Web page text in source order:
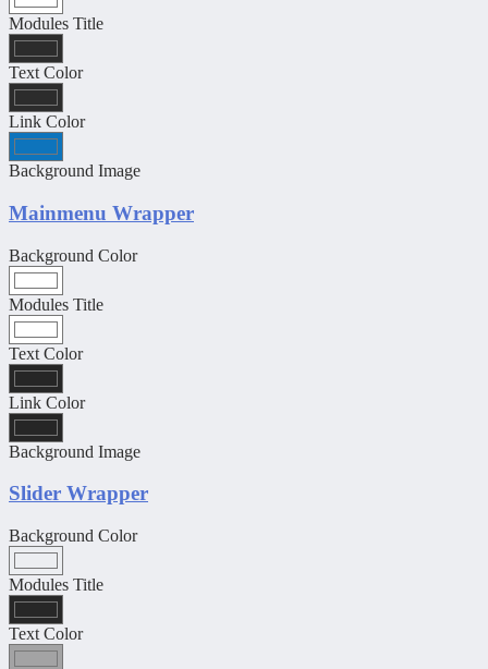
Modules Title
Text Color
Link Color
Background Image
Mainmenu Wrapper
Background Color
Modules Title
Text Color
Link Color
Background Image
Slider Wrapper
Background Color
Modules Title
Text Color